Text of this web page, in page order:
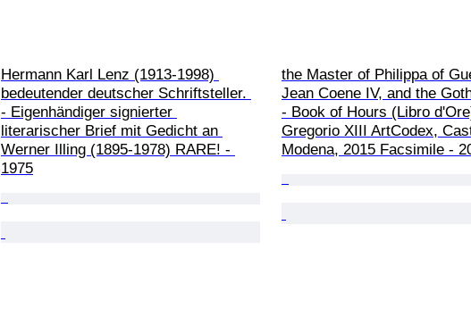
Hermann Karl Lenz (1913-1998)
bedeutender deutscher Schriftsteller.
- Eigenhändiger signierter
literarischer Brief mit Gedicht an
Werner Illing (1895-1978) RARE! -
1975
the Master of Philippa of
Jean Coene IV, and the
- Book of Hours (Libro
Gregorio XIII ArtCodex,
Modena, 2015 Facsimile -